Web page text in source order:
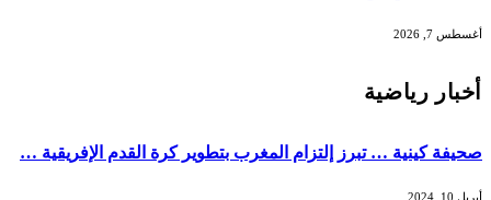
أغسطس 7, 2026
أخبار رياضية
صحيفة كينية … تبرز إلتزام المغرب بتطوير كرة القدم الإفريقية …
أبريل 10, 2024